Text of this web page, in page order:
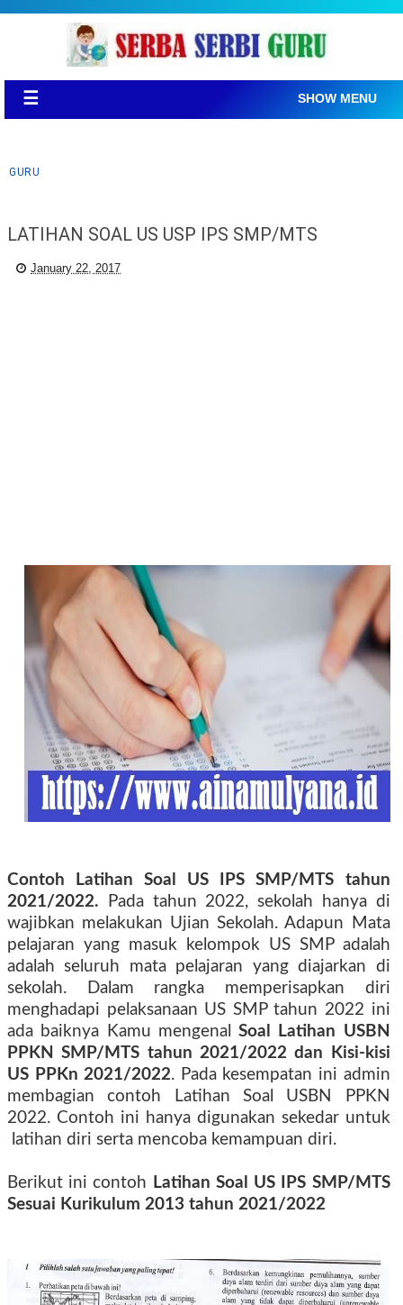
☰ SHOW MENU
GURU
LATIHAN SOAL US USP IPS SMP/MTS
January 22, 2017
Contoh Latihan Soal US IPS SMP/MTS tahun
2021/2022.
Pada tahun 2022,sekolah hanya di
wajibkan melakukan Ujian Sekolah. Adapun Mata
pelajaran yang masuk kelompok US SMP adalah
adalah seluruh mata pelajaran yang diajarkan di
sekolah.
Dalam rangka memperisapkan diri
menghadapi pelaksanaan US SMP tahun 2022 ini
ada baiknya Kamu mengenalSoal Latihan USBN
PPKN SMP/MTS tahun 2021/2022 dan Kisi-kisi
US PPKn 2021/2022. Pada kesempatan ini admin
membagian contoh Latihan Soal USBN PPKN
2022. Contoh ini hanya digunakan sekedar untuk
latihan diri serta mencoba kemampuan diri.
Berikut ini contoh
Latihan Soal US IPS SMP/MTS
Sesuai Kurikulum 2013 tahun 2021/2022